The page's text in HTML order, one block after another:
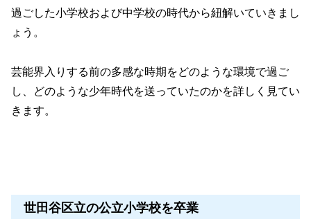
過ごした小学校および中学校の時代から紐解いていきまし
ょう。
芸能界入りする前の多感な時期をどのような環境で過ご
し、どのような少年時代を送っていたのかを詳しく見てい
きます。
世田谷区立の公立小学校を卒業